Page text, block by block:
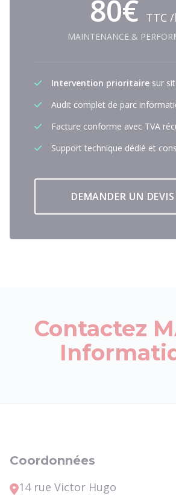
80€ TTC
MAINTENANCE &
Intervention prioritaire sur
Audit complet de parc
Facture conforme avec TVA
Support technique dédié et
DEMANDER UN
Contactez
Coordonnées
14 rue Victor Hugo